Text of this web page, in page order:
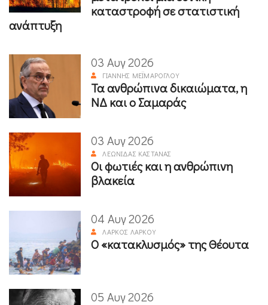
καταστροφή σε στατιστική
ανάπτυξη
03 Αυγ 2026
ΓΙΆΝΝΗΣ ΜΕΪΜΆΡΟΓΛΟΥ
Τα ανθρώπινα δικαιώματα, η
ΝΔ και ο Σαμαράς
03 Αυγ 2026
ΛΕΩΝΊΔΑΣ ΚΑΣΤΑΝΆΣ
Οι φωτιές και η ανθρώπινη
βλακεία
04 Αυγ 2026
ΛΆΡΚΟΣ ΛΆΡΚΟΥ
Ο «κατακλυσμός» της Θέουτα
05 Αυγ 2026